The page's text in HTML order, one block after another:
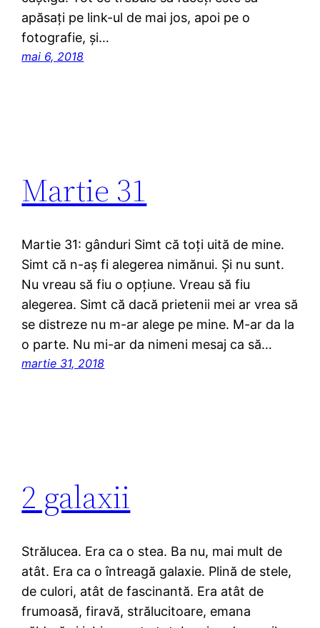
apăsați pe link-ul de mai jos, apoi pe o
fotografie, şi…
mai 6, 2018
Martie 31
Martie 31: gânduri Simt că toți uită de mine.
Simt că n-aş fi alegerea nimănui. Şi nu sunt.
Nu vreau să fiu o opțiune. Vreau să fiu
alegerea. Simt că dacă prietenii mei ar vrea să
se distreze nu m-ar alege pe mine. M-ar da la
o parte. Nu mi-ar da nimeni mesaj ca să…
martie 31, 2018
2 galaxii
Strălucea. Era ca o stea. Ba nu, mai mult de
atât. Era ca o întreagă galaxie. Plină de stele,
de culori, atât de fascinantă. Era atât de
frumoasă, firavă, strălucitoare, emana